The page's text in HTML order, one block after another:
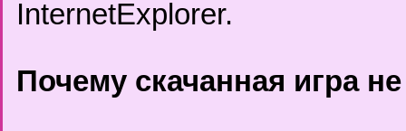
InternetExplorer.
Почему скачанная игра